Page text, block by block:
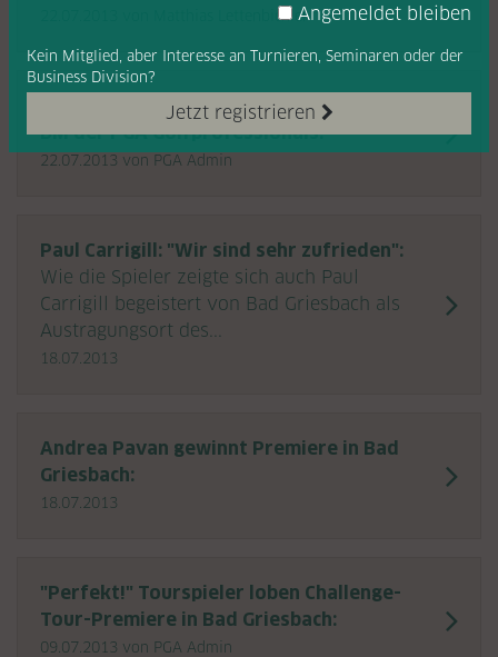
von Matthias Lettenbichler
HDI-Gerling German PGA Championship:
DM der PGA Golfprofessionals:
22.07.2013 von PGA Admin
Paul Carrigill: "Wir sind sehr zufrieden":
Wie die Spieler zeigte sich auch Paul
Carrigill begeistert von Bad Griesbach als
Austragungsort des...
18.07.2013
Andrea Pavan gewinnt Premiere in Bad
Griesbach:
18.07.2013
"Perfekt!" Tourspieler loben Challenge-
Tour-Premiere in Bad Griesbach:
09.07.2013 von PGA Admin
Jetzt registrieren
Kein Mitglied, aber Interesse an Turnieren, Seminaren oder der
Business Division?
Angemeldet bleiben